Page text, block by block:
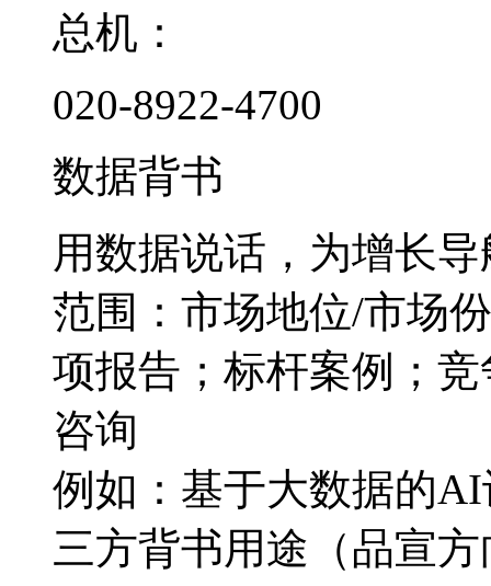
总机：
020-8922-4700
数据背书
用数据说话，为增长导
范围：市场地位/市场
项报告；标杆案例；
咨询
例如：基于大数据的
三方背书用途（品宣